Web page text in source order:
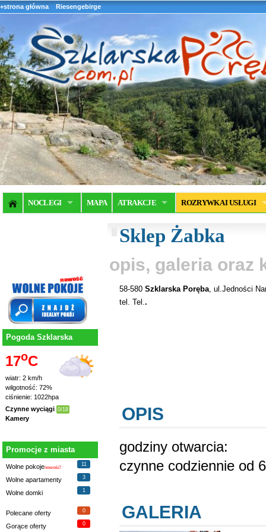
+strona główna Riesengebirge
NOCLEGI MAPA ATRAKCJE ROZRYWKA I USŁUGI
Pogoda Szklarska
17oC
wiatr: 2 km/h
wilgotność: 72%
ciśnienie: 1022hpa
Czynne wyciągi 0/18
Kamery
Promocje z miasta
Wolne pokojenowość!
11
Wolne apartamenty 3
Wolne domki 1
Polecane oferty 0
Gorące oferty 0
Sklep Żabka
opis, galeria oraz
58-580 Szklarska Poręba , ul.Jedności
tel. Tel. .
OPIS
godziny otwarcia:
czynne codziennie od
GALERIA